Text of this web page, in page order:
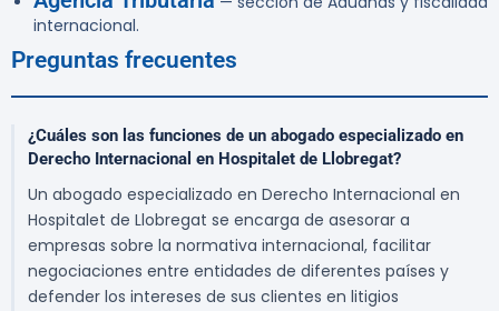
internacional.
Preguntas frecuentes
¿Cuáles son las funciones de un abogado especializado en
Derecho Internacional en Hospitalet de Llobregat?
Un abogado especializado en Derecho Internacional en
Hospitalet de Llobregat se encarga de asesorar a
empresas sobre la normativa internacional, facilitar
negociaciones entre entidades de diferentes países y
defender los intereses de sus clientes en litigios